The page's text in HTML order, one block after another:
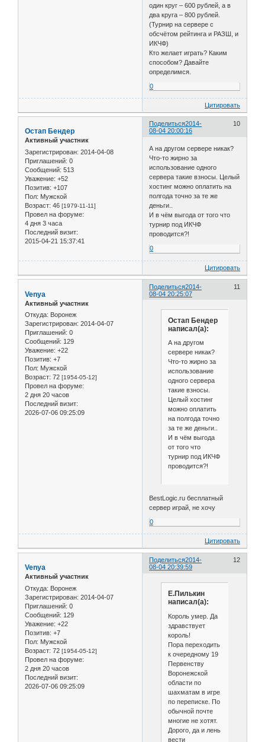
один круг – 600 рублей, а в
два круга – 800 рублей.
(Турнир на сервере с
обсчётом рейтинга и РАЗШ, и
ИКЧФ)
Кто желает играть? Каким
способом? Давайте
определимся.
0
Цитировать
Поделиться 10
2014-
08-04 20:00:16
Остап Бендер
Активный участник
Зарегистрирован: 2014-04-08
Приглашений: 0
Сообщений: 513
Уважение: +52
Позитив: +107
Пол: Мужской
Возраст: 46 [1979-11-11]
Провел на форуме:
4 дня 3 часа
Последний визит:
2015-04-21 15:37:41
А на другом сервере никак?
Что-то жирно за
использование одного
сервера такие взносы. Целый
хостинг можно оплатить на
полгода точно за те же
деньги..
И в чём выгода от того что
турнир под ИКЧФ
проводится?!
0
Цитировать
Поделиться 11
2014-
08-04 20:25:07
Venya
Активный участник
Откуда: Воронеж
Зарегистрирован: 2014-04-07
Приглашений: 0
Сообщений: 129
Уважение: +22
Позитив: +7
Пол: Мужской
Возраст: 72 [1954-05-12]
Провел на форуме:
2 дня 20 часов
Последний визит:
2026-07-06 09:25:09
Остап Бендер
написал(а):
А на другом
сервере никак?
Что-то жирно за
использование
одного сервера
такие взносы.
Целый хостинг
можно оплатить
на полгода точно
за те же деньги..
И в чём выгода
от того что
турнир под ИКЧФ
проводится?!
BestLogic.ru бесплатный
сервер играй, не хочу
0
Цитировать
Поделиться 12
2014-
08-04 20:39:59
Venya
Активный участник
Откуда: Воронеж
Зарегистрирован: 2014-04-07
Приглашений: 0
Сообщений: 129
Уважение: +22
Позитив: +7
Пол: Мужской
Возраст: 72 [1954-05-12]
Провел на форуме:
2 дня 20 часов
Последний визит:
2026-07-06 09:25:09
Е.Пилькин
написал(а):
Король умер. Да
здравствует
король!
Пора переходить
к очередному 19
Первенству
Воронежской
области по
шахматам в игре
по переписке. По
обычной почте
многие не хотят.
Дорого, да и лень
вести